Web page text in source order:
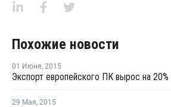
Похожие новости
01 Июня, 2015
Экспорт европейского ПК вырос на
29 Мая, 2015